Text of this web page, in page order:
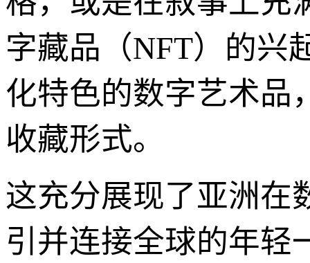
字藏品（NFT）的兴
化特色的数字艺术品
收藏形式。
这充分展现了亚洲在
引并连接全球的年轻